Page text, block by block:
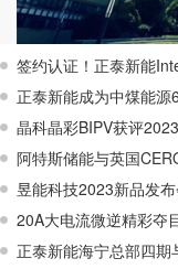
签约认证！正泰新能
正泰新能成为中煤能源
晶科晶彩BIPV获评
昱能科技2023新品发
20A大电流微逆精彩夺
正泰新能海宁总部四期